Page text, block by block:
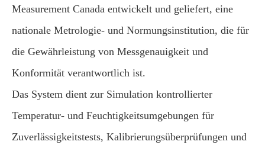
Measurement Canada entwickelt und geliefert, eine
nationale Metrologie- und Normungsinstitution, die für
die Gewährleistung von Messgenauigkeit und
Konformität verantwortlich ist.
Das System dient zur Simulation kontrollierter
Temperatur- und Feuchtigkeitsumgebungen für
Zuverlässigkeitstests, Kalibrierungsüberprüfungen und